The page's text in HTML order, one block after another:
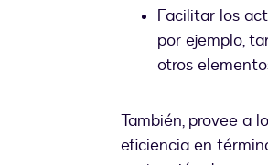
Facilitar los
por ejemplo,
otros
También, provee a
eficiencia en